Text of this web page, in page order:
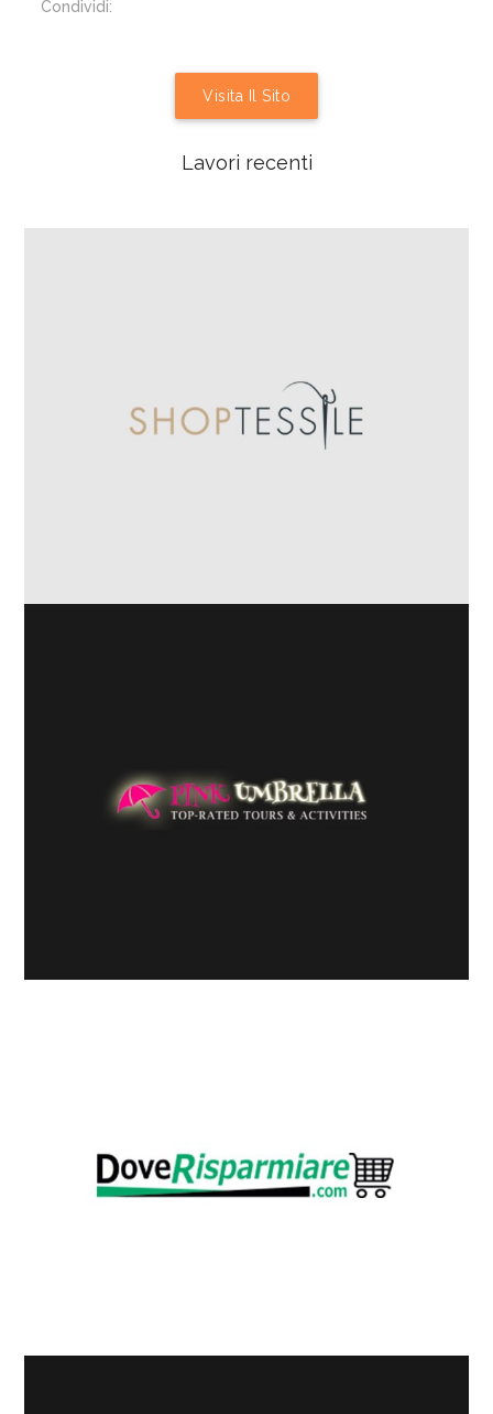
Condividi:
Visita Il Sito
Lavori recenti